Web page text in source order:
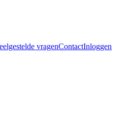
vragenContactInloggen